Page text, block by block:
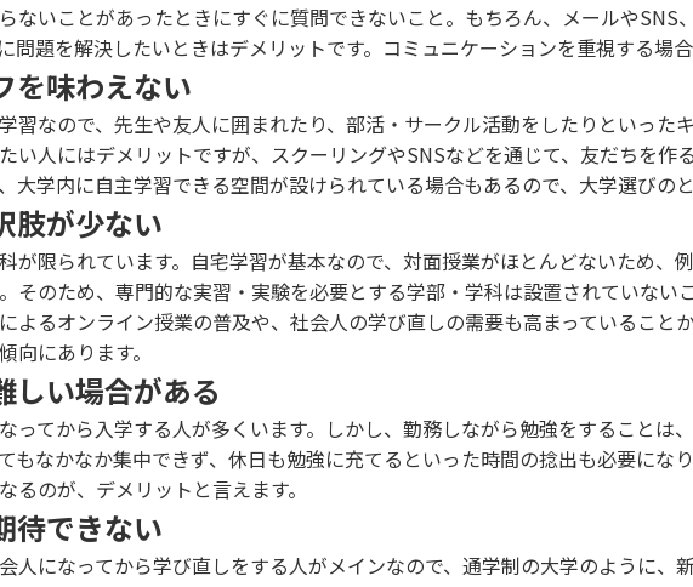
ないことがあったときにすぐに質問できないこと。もちろん、メールや
問題を解決したいときはデメリットです。コミュニケーションを重視する場
を味わえない
習なので、先生や友人に囲まれたり、部活・サークル活動をしたりといった
い人にはデメリットですが、スクーリングやSNSなどを通じて、友だちを作
大学内に自主学習できる空間が設けられている場合もあるので、大学選びの
肢が少ない
が限られています。自宅学習が基本なので、対面授業がほとんどないため、
そのため、専門的な実習・実験を必要とする学部・学科は設置されていない
よるオンライン授業の普及や、社会人の学び直しの需要も高まっていること
向にあります。
しい場合がある
ってから入学する人が多くいます。しかし、勤務しながら勉強をすることは
もなかなか集中できず、休日も勉強に充てるといった時間の捻出も必要にな
るのが、デメリットと言えます。
待できない
人になってから学び直しをする人がメインなので、通学制の大学のように、